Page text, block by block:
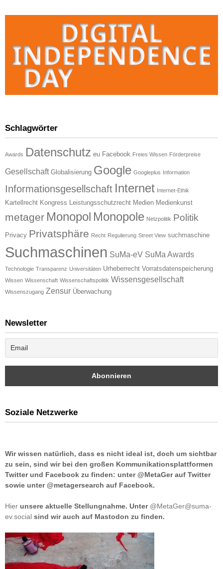
Schlagwörter
Awards Datenschutz eu Facebook Freies Wissen Förderpreise
Gesellschaft Globalisierung Google Googleplus Information
Informationsgesellschaft Internet Internet-Ethik
Kartellrecht Kongress Leistungsschutzrecht Medien Medienkunst
metager Monopol Monopole Netzpolitik Politik
Privacy Privatsphäre Recht Regulierung Street View suchmaschine
Suchmaschinen SuMa-eV SuMa Awards
Technologie Transparenz Universitäten Urheberrecht Vorratsdatenspeicherung
Wissen Wissenschaft Wissenschaftspolitik Wissensgesellschaft
Wissenszugang Zensur Überwachung
Newsletter
Soziale Netzwerke
Wir wissen natürlich, dass es nicht ideal ist, doch um sichtbar
zu sein, sind wir bei den großen Kommunikationsplattformen
Twitter und Facebook zu finden: unter @MetaGer auf Twitter
sowie unter @metagersearch auf Facebook.
Hier unsere aktuelle Stellungnahme. Unter @MetaGer@suma-
ev.social sind wir auch auf Mastodon zu finden.